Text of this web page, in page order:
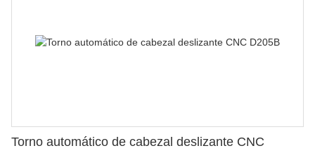
Torno automático de cabezal deslizante CNC